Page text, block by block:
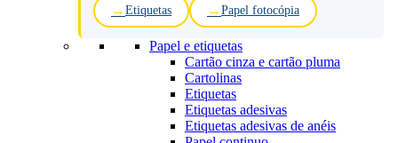
Etiquetas Papel fotocópia
Papel e etiquetas
Cartão cinza e cartão pluma
Cartolinas
Etiquetas
Etiquetas adesivas
Etiquetas adesivas de anéis